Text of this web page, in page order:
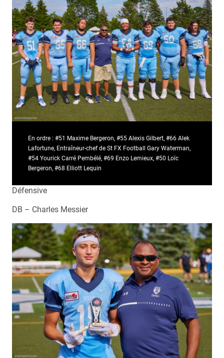
En ordre : #51 Maxime Bergeron, #55 Alexis Gilbert, #66 Alek
Lafortune, Entraîneur-chef de St FX Football Gary Waterman,
#54 Yourick Carré Pembélé, #69 Enzo Lemieux, #50 Loïc
Bergeron, #68 Elliott Lequin
Défensive
DB – Charles Messier